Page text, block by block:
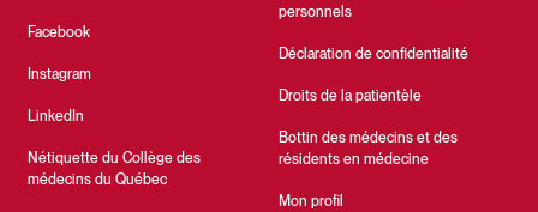
Facebook
Instagram
LinkedIn
Nétiquette du Collège des
médecins du Québec
personnels
Déclaration de confidentialité
Droits de la patientèle
Bottin des médecins et des
résidents en médecine
Mon profil